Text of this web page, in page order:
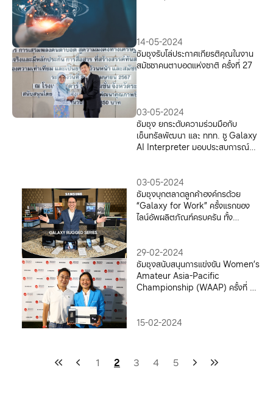
14-05-2024
ซัมซุงรับโล่ประกาศเกียรติคุณในงาน
สมัชชาคนตาบอดแห่งชาติ ครั้งที่ 27
03-05-2024
ซัมซุง ยกระดับความร่วมมือกับ
เซ็นทรัลพัฒนา และ ททท. ชู Galaxy
AI Interpreter มอบประสบการณ์
03-05-2024
ซัมซุงบุกตลาดลูกค้าองค์กรด้วย
“Galaxy for Work” ครั้งแรกของ
ไลน์อัพผลิตภัณฑ์ครบครัน ทั้ง
ไวซ์และโซลูชันล้ำสมัยสู่ทุกธุรกิจ
29-02-2024
ซัมซุงสนับสนุนการแข่งขัน Women’s
Amateur Asia-Pacific
Championship (WAAP) ครั้งที่ 6
แก่ผู้ชนะ
15-02-2024
1 2 3 4 5